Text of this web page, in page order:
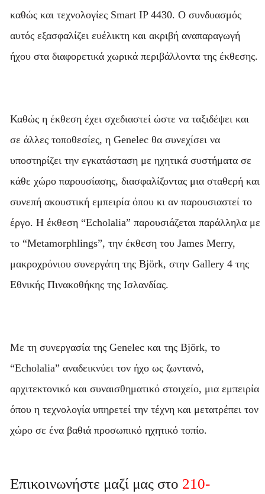
καθώς και τεχνολογίες Smart IP 4430. Ο συνδυασμός
αυτός εξασφαλίζει ευέλικτη και ακριβή αναπαραγωγή
ήχου στα διαφορετικά χωρικά περιβάλλοντα της έκθεσης.
Καθώς η έκθεση έχει σχεδιαστεί ώστε να ταξιδέψει και
σε άλλες τοποθεσίες, η Genelec θα συνεχίσει να
υποστηρίζει την εγκατάσταση με ηχητικά συστήματα σε
κάθε χώρο παρουσίασης, διασφαλίζοντας μια σταθερή και
συνεπή ακουστική εμπειρία όπου κι αν παρουσιαστεί το
έργο. Η έκθεση “Echolalia” παρουσιάζεται παράλληλα με
το “Metamorphlings”, την έκθεση του James Merry,
μακροχρόνιου συνεργάτη της Björk, στην Gallery 4 της
Εθνικής Πινακοθήκης της Ισλανδίας.
Με τη συνεργασία της Genelec και της Björk, το
“Echolalia” αναδεικνύει τον ήχο ως ζωντανό,
αρχιτεκτονικό και συναισθηματικό στοιχείο, μια εμπειρία
όπου η τεχνολογία υπηρετεί την τέχνη και μετατρέπει τον
χώρο σε ένα βαθιά προσωπικό ηχητικό τοπίο.
Επικοινωνήστε μαζί μας στο 210-